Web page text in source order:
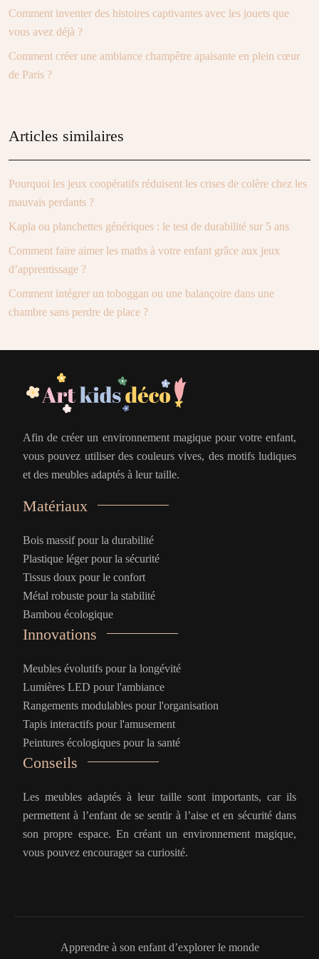
Comment inventer des histoires captivantes avec les jouets que
vous avez déjà ?
Comment créer une ambiance champêtre apaisante en plein cœur
de Paris ?
Articles similaires
Pourquoi les jeux coopératifs réduisent les crises de colère chez les
mauvais perdants ?
Kapla ou planchettes génériques : le test de durabilité sur 5 ans
Comment faire aimer les maths à votre enfant grâce aux jeux
d’apprentissage ?
Comment intégrer un toboggan ou une balançoire dans une
chambre sans perdre de place ?
Afin de créer un environnement magique pour votre enfant,
vous pouvez utiliser des couleurs vives, des motifs ludiques
et des meubles adaptés à leur taille.
Matériaux
Bois massif pour la durabilité
Plastique léger pour la sécurité
Tissus doux pour le confort
Métal robuste pour la stabilité
Bambou écologique
Innovations
Meubles évolutifs pour la longévité
Lumières LED pour l'ambiance
Rangements modulables pour l'organisation
Tapis interactifs pour l'amusement
Peintures écologiques pour la santé
Conseils
Les meubles adaptés à leur taille sont importants, car ils
permettent à l’enfant de se sentir à l’aise et en sécurité dans
son propre espace. En créant un environnement magique,
vous pouvez encourager sa curiosité.
Apprendre à son enfant d’explorer le monde